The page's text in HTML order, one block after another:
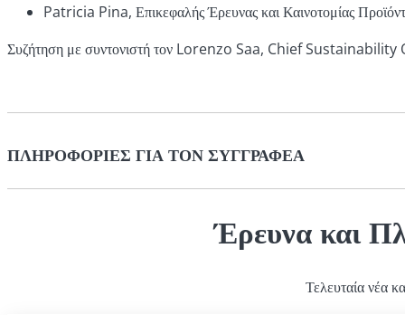
Patricia Pina, Επικεφαλής Έρευνας και Καινοτομίας
Συζήτηση με συντονιστή τον Lorenzo Saa, Chief
ΠΛΗΡΟΦΟΡΊΕΣ ΓΙΑ ΤΟΝ ΣΥΓΓΡΑΦΈΑ
Έρευνα και
Τελευταία νέα